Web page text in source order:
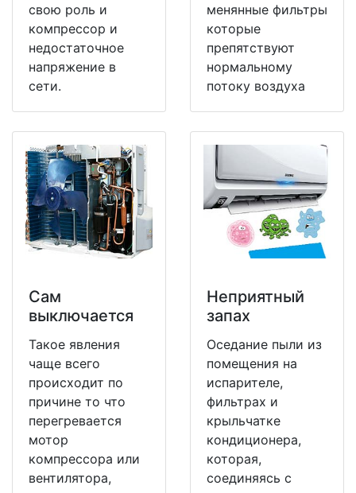
свою роль и
компрессор и
недостаточное
напряжение в
сети.
менянные фильтры
которые
препятствуют
нормальному
потоку воздуха
Сам
выключается
Такое явления
чаще всего
происходит по
причине то что
перегревается
мотор
компрессора или
вентилятора,
Неприятный
запах
Оседание пыли из
помещения на
испарителе,
фильтрах и
крыльчатке
кондиционера,
которая,
соединяясь с